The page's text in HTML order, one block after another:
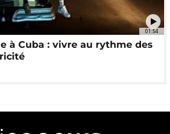
01:54
à Cuba : vivre au rythme des